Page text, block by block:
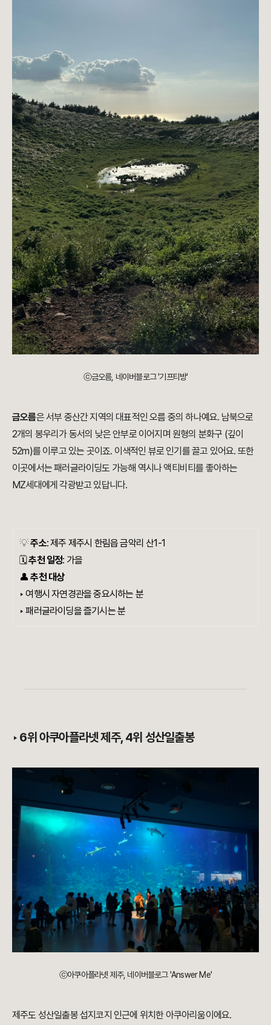
ⓒ금오름, 네이버블로그 '기프티방'
금오름은 서부 중산간 지역의 대표적인 오름 중의 하나예요. 남북으로
2개의 봉우리가 동서의 낮은 안부로 이어지며 원형의 분화구 (깊이
52m)를 이루고 있는 곳이죠. 이색적인 뷰로 인기를 끌고 있어요. 또한
이곳에서는 패러글라이딩도 가능해 역시나 액티비티를 좋아하는
MZ세대에게 각광받고 있답니다.
💡주소:제주 제주시 한림읍 금악리 산1-1
🗓️추천 일정: 가을
👤추천 대상
‣ 여행시 자연경관을 중요시하는 분
‣ 패러글라이딩을 즐기시는 분
‣ 6위 아쿠아플라넷 제주, 4위 성산일출봉
ⓒ아쿠아플라넷 제주, 네이버블로그 'Answer Me'
제주도 성산일출봉 섭지코지 인근에 위치한 아쿠아리움이에요.